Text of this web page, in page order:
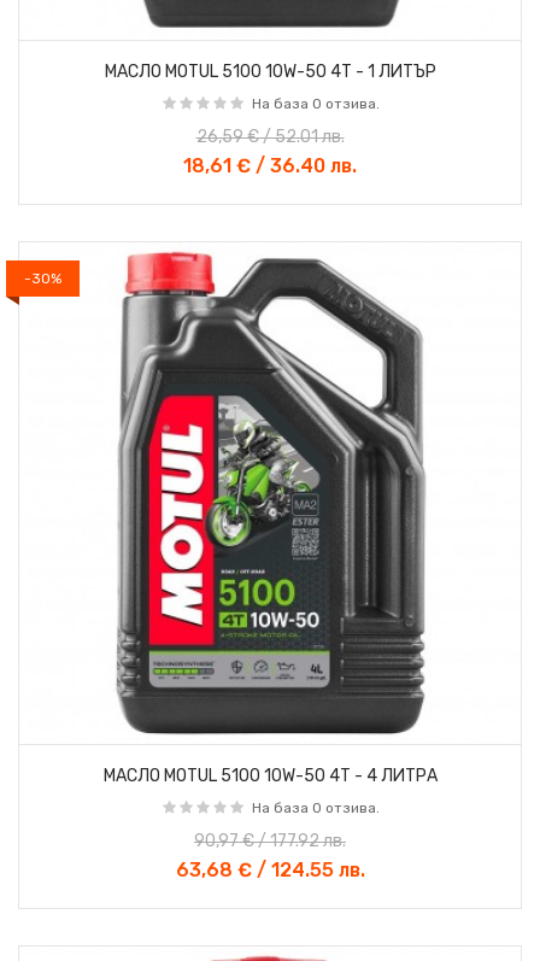
МАСЛО MOTUL 5100 10W-50 4T - 1 ЛИТЪР
На база 0 отзива.
18,61 € / 36.40 лв.
26,59 € / 52.01 лв.
-30%
МАСЛО MOTUL 5100 10W-50 4T - 4 ЛИТРА
На база 0 отзива.
63,68 € / 124.55 лв.
90,97 € / 177.92 лв.